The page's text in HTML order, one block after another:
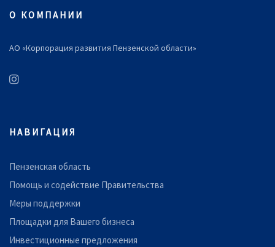
О КОМПАНИИ
АО «Корпорация развития Пензенской области»
НАВИГАЦИЯ
Пензенская область
Помощь и содействие Правительства
Меры поддержки
Площадки для Вашего бизнеса
Инвестиционные предложения